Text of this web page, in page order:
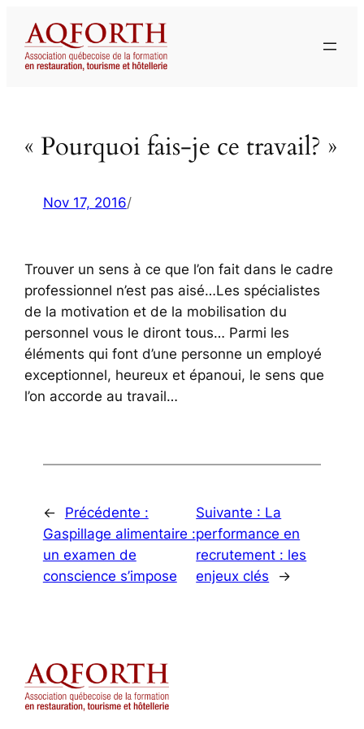
contenu
« Pourquoi fais-je ce travail? »
Nov 17, 2016/
Trouver un sens à ce que l’on fait dans le cadre
professionnel n’est pas aisé…Les spécialistes
de la motivation et de la mobilisation du
personnel vous le diront tous… Parmi les
éléments qui font d’une personne un employé
exceptionnel, heureux et épanoui, le sens que
l’on accorde au travail…
←
Précédente :
Gaspillage alimentaire :
un examen de
conscience s’impose
Suivante : La
performance en
recrutement : les
enjeux clés
→